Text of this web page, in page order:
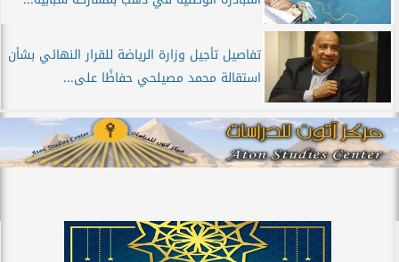
تفاصيل تأجيل وزارة الرياضة للقرار النهائي بشأن
استقالة محمد مصيلحي حفاظًا على...